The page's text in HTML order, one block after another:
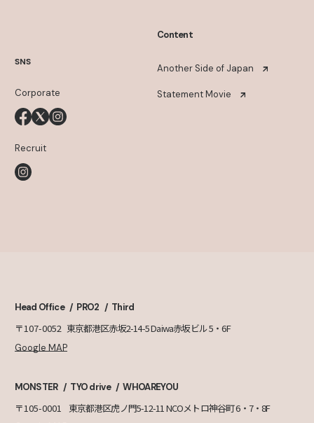
SNS
Corporate
Recruit
Content
Another Side of Japan
Statement Movie
Head Office PRO2 Third
〒107-0052 東京都港区赤坂2-14-5 Daiwa赤坂ビル 5・6F
Google MAP
MONSTER TYO drive WHOAREYOU
〒105-0001 東京都港区虎ノ門5-12-11 NCOメトロ神谷町 6・7・8F